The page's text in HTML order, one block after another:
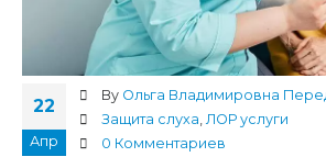
22
Апр
By Ольга Владимировна
Защита слуха ЛОР услуги
0 Комментариев